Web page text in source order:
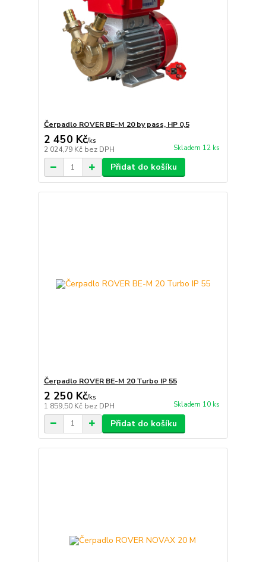
Čerpadlo ROVER BE-M 20 by pass, HP 0,5
2 450 Kč/ks
2 024,79 Kč bez DPH Skladem 12 ks
Přidat do košíku
Čerpadlo ROVER BE-M 20 Turbo IP 55
2 250 Kč/ks
1 859,50 Kč bez DPH Skladem 10 ks
Přidat do košíku